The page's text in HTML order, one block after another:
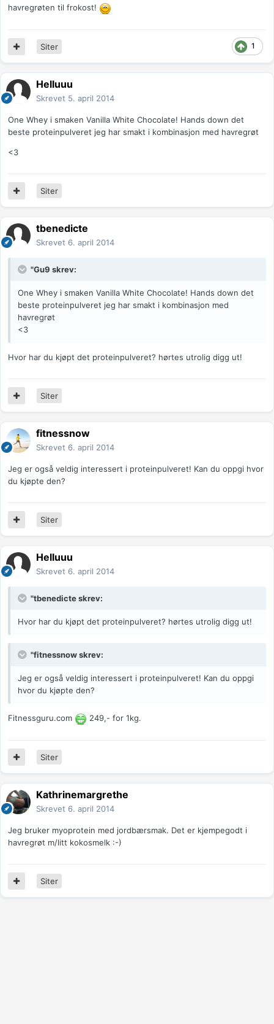
havregrøten til frokost!
1
Siter
Helluuu
Skrevet 5. april 2014
One Whey i smaken Vanilla White Chocolate! Hands down det
beste proteinpulveret jeg har smakt i kombinasjon med havregrøt
<3
Siter
tbenedicte
Skrevet 6. april 2014
"Gu9 skrev:
One Whey i smaken Vanilla White Chocolate! Hands down det
beste proteinpulveret jeg har smakt i kombinasjon med
havregrøt
<3
Hvor har du kjøpt det proteinpulveret? hørtes utrolig digg ut!
Siter
fitnessnow
Skrevet 6. april 2014
Jeg er også veldig interessert i proteinpulveret! Kan du oppgi hvor
du kjøpte den?
Siter
Helluuu
Skrevet 6. april 2014
"tbenedicte skrev:
Hvor har du kjøpt det proteinpulveret? hørtes utrolig digg ut!
"fitnessnow skrev:
Jeg er også veldig interessert i proteinpulveret! Kan du oppgi
hvor du kjøpte den?
Fitnessguru.com 249,- for 1kg.
Siter
Kathrinemargrethe
Skrevet 6. april 2014
Jeg bruker myoprotein med jordbærsmak. Det er kjempegodt i
havregrøt m/litt kokosmelk :-)
Siter